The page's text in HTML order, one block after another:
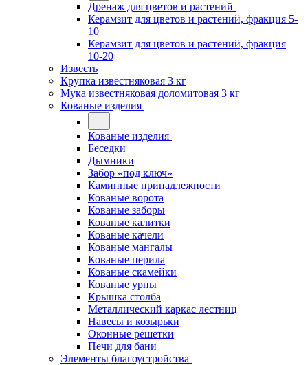
Дренаж для цветов и растений
Керамзит для цветов и растений, фракция 5-
10
Керамзит для цветов и растений, фракция
10-20
Известь
Крупка известняковая 3 кг
Мука известняковая доломитовая 3 кг
Кованые изделия
Кованые изделия
Беседки
Дымники
Забор «под ключ»
Каминные принадлежности
Кованые ворота
Кованые заборы
Кованые калитки
Кованые качели
Кованые мангалы
Кованые перила
Кованые скамейки
Кованые урны
Крышка столба
Металлический каркас лестниц
Навесы и козырьки
Оконные решетки
Печи для бани
Элементы благоустройства